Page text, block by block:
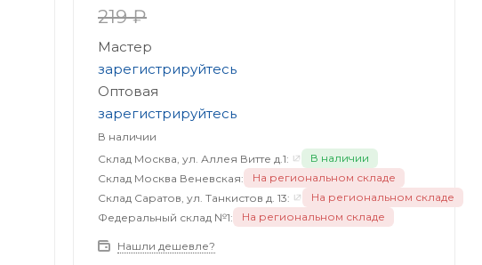
219 ₽
Мастер
зарегистрируйтесь
Оптовая
зарегистрируйтесь
В наличии
Склад Москва, ул. Аллея Витте д.1:
В наличии
Склад Москва Веневская:
На региональном складе
Склад Саратов, ул. Танкистов д. 13:
На региональном складе
Федеральный склад №1:
На региональном складе
Нашли дешевле?